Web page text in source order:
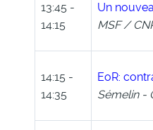
13:45 -
14:15
Un
MSF /
14:15 -
14:35
EoR:
Sémelin -